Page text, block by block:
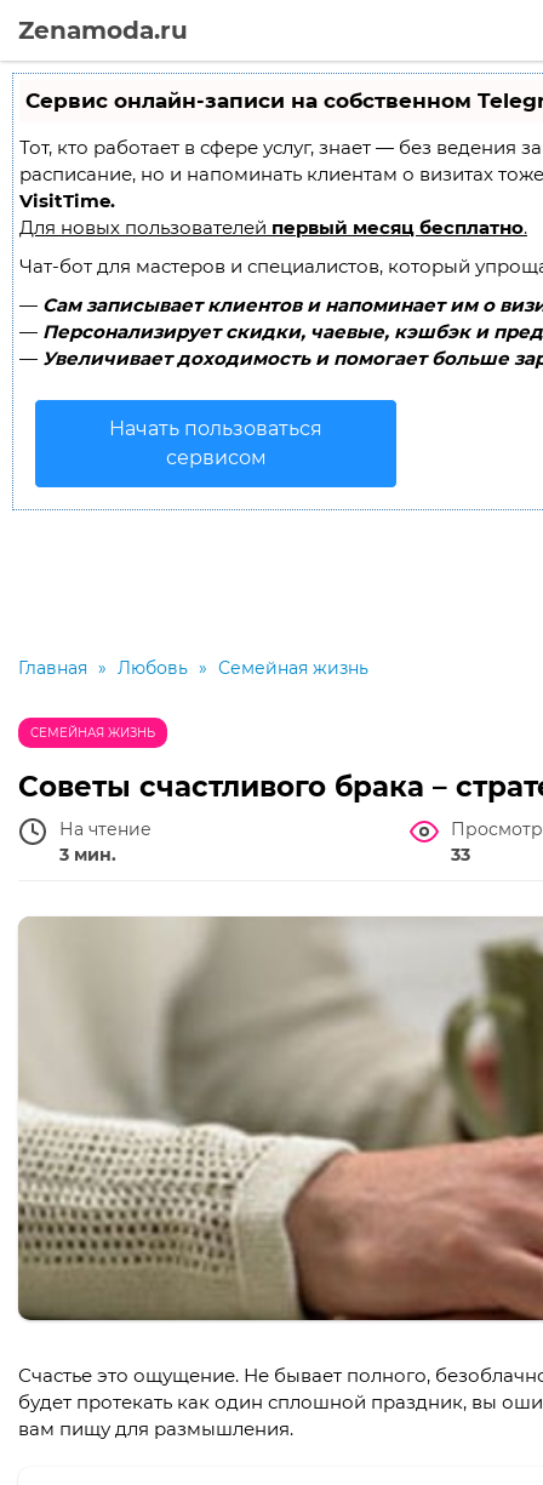
Zenamoda.ru
Сервис онлайн-записи на собственном
Тот, кто работает в сфере услуг, знает — без ведения
расписание, но и напоминать клиентам о визитах
VisitTime.
Для новых пользователей первый месяц бесплатно.
Чат-бот для мастеров и специалистов, который
— Сам записывает клиентов и напоминает им о
— Персонализирует скидки, чаевые, кэшбэк и
— Увеличивает доходимость и помогает больше
Начать пользоваться
сервисом
Главная » Любовь » Семейная жизнь
СЕМЕЙНАЯ ЖИЗНЬ
Советы счастливого брака –
На чтение
3 мин.
33
Счастье это ощущение. Не бывает полного,
будет протекать как один сплошной праздник, вы
вам пищу для размышления.